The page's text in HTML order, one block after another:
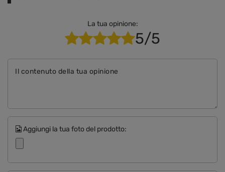
La tua opinione:
5/5
Il contenuto della tua opinione
Aggiungi la tua foto del prodotto: